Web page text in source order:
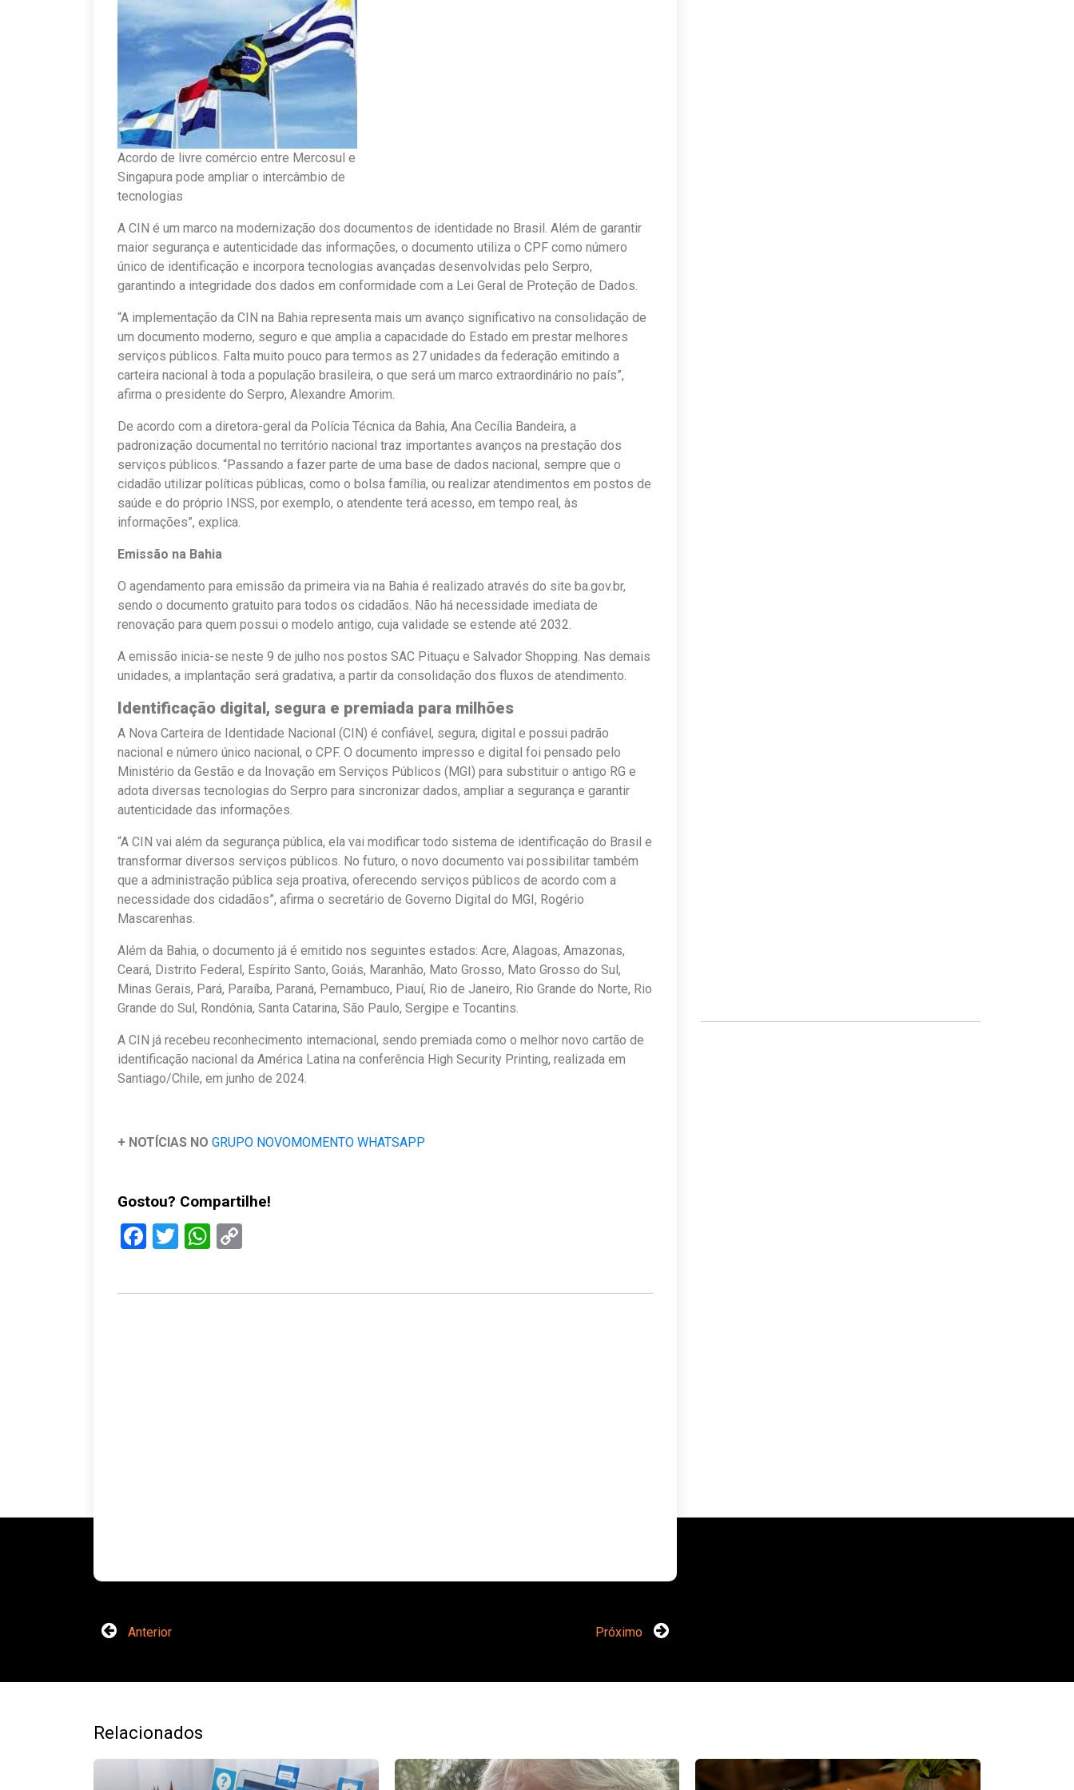
Acordo de livre comércio entre Mercosul e
Singapura pode ampliar o intercâmbio de
tecnologias
A CIN é um marco na modernização dos documentos de identidade no Brasil. Além de garantir
maior segurança e autenticidade das informações, o documento utiliza o CPF como número
único de identificação e incorpora tecnologias avançadas desenvolvidas pelo Serpro,
garantindo a integridade dos dados em conformidade com a Lei Geral de Proteção de Dados.
“A implementação da CIN na Bahia representa mais um avanço significativo na consolidação de
um documento moderno, seguro e que amplia a capacidade do Estado em prestar melhores
serviços públicos. Falta muito pouco para termos as 27 unidades da federação emitindo a
carteira nacional à toda a população brasileira, o que será um marco extraordinário no país”,
afirma o presidente do Serpro, Alexandre Amorim.
De acordo com a diretora-geral da Polícia Técnica da Bahia, Ana Cecília Bandeira, a
padronização documental no território nacional traz importantes avanços na prestação dos
serviços públicos. “Passando a fazer parte de uma base de dados nacional, sempre que o
cidadão utilizar políticas públicas, como o bolsa família, ou realizar atendimentos em postos de
saúde e do próprio INSS, por exemplo, o atendente terá acesso, em tempo real, às
informações”, explica.
Emissão na Bahia
O agendamento para emissão da primeira via na Bahia é realizado através do site ba.gov.br,
sendo o documento gratuito para todos os cidadãos. Não há necessidade imediata de
renovação para quem possui o modelo antigo, cuja validade se estende até 2032.
A emissão inicia-se neste 9 de julho nos postos SAC Pituaçu e Salvador Shopping. Nas demais
unidades, a implantação será gradativa, a partir da consolidação dos fluxos de atendimento.
Identificação digital, segura e premiada para milhões
A Nova Carteira de Identidade Nacional (CIN) é confiável, segura, digital e possui padrão
nacional e número único nacional, o CPF. O documento impresso e digital foi pensado pelo
Ministério da Gestão e da Inovação em Serviços Públicos (MGI) para substituir o antigo RG e
adota diversas tecnologias do Serpro para sincronizar dados, ampliar a segurança e garantir
autenticidade das informações.
“A CIN vai além da segurança pública, ela vai modificar todo sistema de identificação do Brasil e
transformar diversos serviços públicos. No futuro, o novo documento vai possibilitar também
que a administração pública seja proativa, oferecendo serviços públicos de acordo com a
necessidade dos cidadãos”, afirma o secretário de Governo Digital do MGI, Rogério
Mascarenhas.
Além da Bahia, o documento já é emitido nos seguintes estados: Acre, Alagoas, Amazonas,
Ceará, Distrito Federal, Espírito Santo, Goiás, Maranhão, Mato Grosso, Mato Grosso do Sul,
Minas Gerais, Pará, Paraíba, Paraná, Pernambuco, Piauí, Rio de Janeiro, Rio Grande do Norte, Rio
Grande do Sul, Rondônia, Santa Catarina, São Paulo, Sergipe e Tocantins.
A CIN já recebeu reconhecimento internacional, sendo premiada como o melhor novo cartão de
identificação nacional da América Latina na conferência High Security Printing, realizada em
Santiago/Chile, em junho de 2024.
+ NOTÍCIAS NO GRUPO NOVOMOMENTO WHATSAPP
Gostou? Compartilhe!
Facebook
TwitterWhatsApp
Anterior Próximo
Relacionados